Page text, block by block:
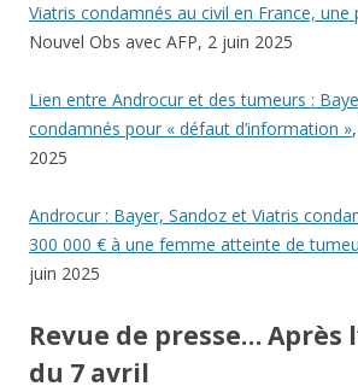
Viatris condamnés au civil en France, une
Nouvel Obs avec AFP, 2 juin 2025
Lien entre Androcur et des tumeurs :
condamnés pour « défaut d’information »
2025
Androcur : Bayer, Sandoz et Viatris
300 000 € à une femme atteinte de
juin 2025
Revue de presse… Après
du 7 avril